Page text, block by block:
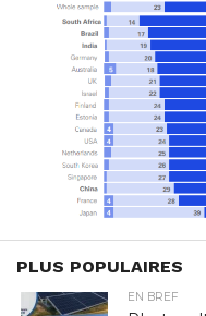
PLUS POPULAIRES
EN BREF